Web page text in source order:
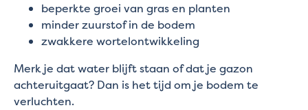
beperkte groei van gras en planten
minder zuurstof in de bodem
zwakkere wortelontwikkeling
Merk je dat water blijft staan of dat je gazon
achteruitgaat? Dan is het tijd om je bodem te
verluchten.